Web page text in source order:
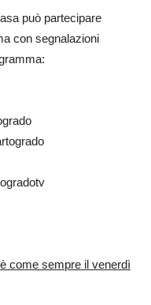
può partecipare
con segnalazioni
è come sempre il venerdì